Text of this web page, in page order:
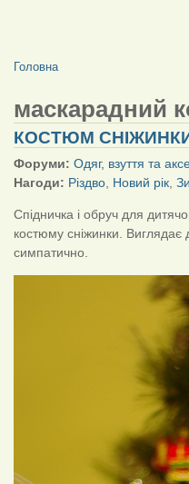
ВИ Є ТУТ
Головна
маскарадний
КОСТЮМ
Форуми: Одяг, взуття та
Нагоди: Різдво Новий рік
Спідничка і обруч для
костюму сніжинки. Виглядає
симпатично.